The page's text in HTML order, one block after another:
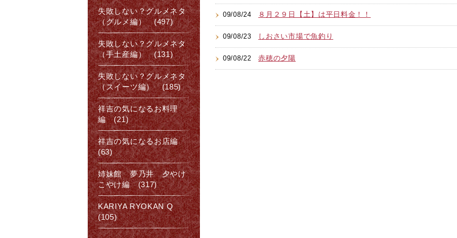
09/08/24 ８月２９日【土】は平日料金！！
09/08/23 しおさい市場で魚釣り
09/08/22赤穂の夕陽
失敗しない？グルメネタ
（グルメ編） (497)
失敗しない？グルメネタ
（手土産編） (131)
失敗しない？グルメネタ
（スイーツ編） (185)
祥吉の気になるお料理
編 (21)
祥吉の気になるお店編
(63)
姉妹館 夢乃井 夕やけ
こやけ編 (317)
KARIYA RYOKAN Q
(105)